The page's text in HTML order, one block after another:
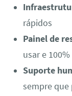
rápidos
Painel de
usar e
Suporte
sempre que